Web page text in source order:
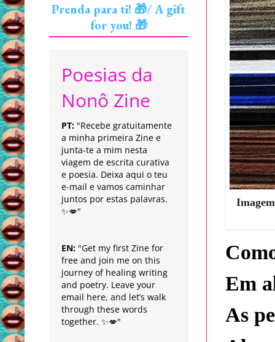
Em
As
Prenda para ti! 🎁/ A gift
for you! 🎁
Poesias da
Nonô Zine
PT: "Recebe gratuitamente
a minha primeira Zine e
junta-te a mim nesta
viagem de escrita curativa
e poesia. Deixa aqui o teu
e-mail e vamos caminhar
juntos por estas palavras.
✨💋"
EN: "Get my first Zine for
free and join me on this
journey of healing writing
and poetry. Leave your
email here, and let’s walk
through these words
together. ✨💋"